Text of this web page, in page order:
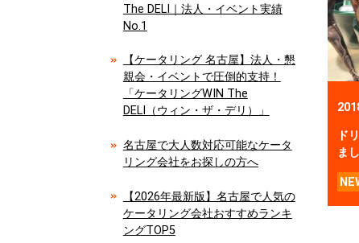
ド
ま
The DELI｜法人・イベント実績
No.1
【ケータリング 名古屋】法人・懇
親会・イベントで圧倒的支持！
「ケータリングWIN The
DELI（ウィン・ザ・デリ）」
名古屋で大人数対応可能なケータ
リング会社をお探しの方へ
【2026年最新版】名古屋で人気の
ケータリング会社おすすめランキ
ングTOP5